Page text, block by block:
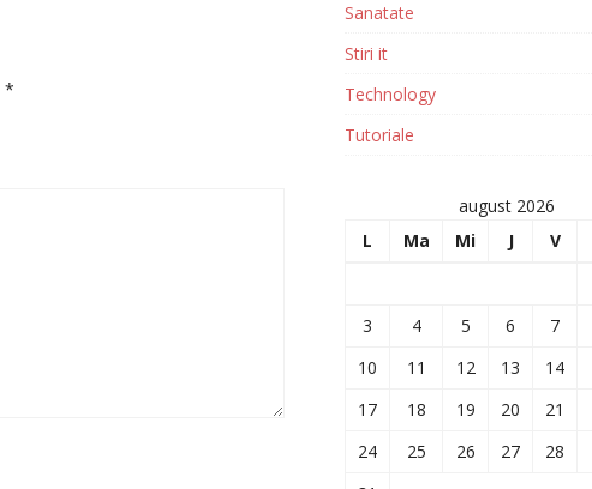
*
Sanatate
Stiri it
Technology
Tutoriale
august 2026
L
Ma Mi J V
3
4 5 6 7
10
11 12 13 14
17
18 19 20 21
24
25 26 27 28